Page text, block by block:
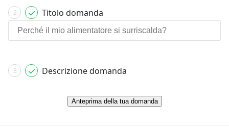
2 Titolo domanda
3 Descrizione domanda
Anteprima della tua domanda